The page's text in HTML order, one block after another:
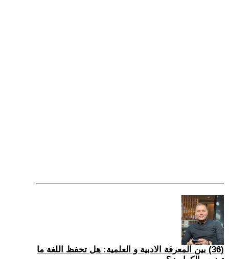
(36) بين المعرفة الادبية و العلمية: هل تحفظ اللغة ما